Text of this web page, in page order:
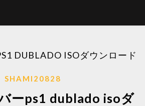
DUBLADO ISOダウンロード
SHAMI20828
ーps1 dublado isoダ